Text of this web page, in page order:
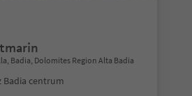
Badia, Dolomites Region Alta Badia
Badia centrum